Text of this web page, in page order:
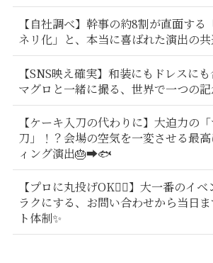
【自社調べ】幹事の約8割が直面する
ネリ化」と、本当に喜ばれた演出の
【SNS映え確実】和装にもドレスに
マグロと一緒に撮る、世界で一つの
【ケーキ入刀の代わりに】大迫力の
刀」！？会場の空気を一変させる最
ィング演出🎂➡️🐟
【プロに丸投げOK🙆‍♂️】大一番のイ
ラクにする、お問い合わせから当日
ト体制✨